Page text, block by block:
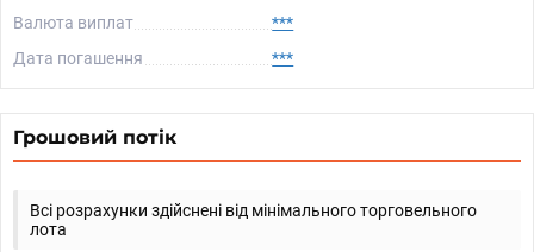
Валюта виплат
***
Дата погашення
***
Грошовий потік
Всі розрахунки здійснені від мінімального торговельного
лота